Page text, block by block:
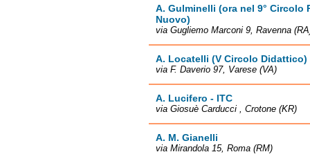
A. Gulminelli (ora nel 9° Circolo
Nuovo)
via Gugliemo Marconi 9, Ravenna
A. Locatelli (V Circolo Didattico)
via F. Daverio 97, Varese (VA)
A. Lucifero - ITC
via Giosuè Carducci , Crotone (KR)
A. M. Gianelli
via Mirandola 15, Roma (RM)